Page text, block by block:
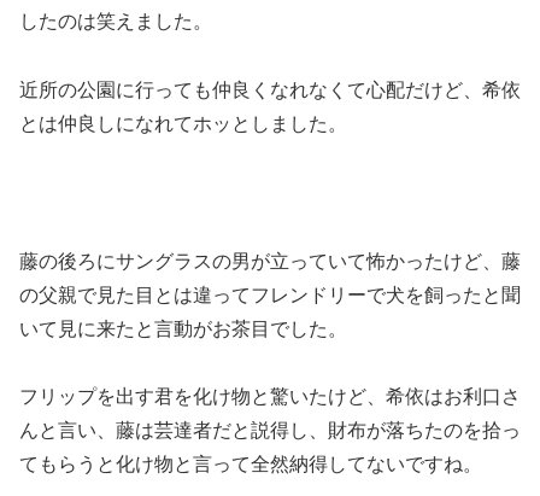
したのは笑えました。
近所の公園に行っても仲良くなれなくて心配だけど、希依
とは仲良しになれてホッとしました。
藤の後ろにサングラスの男が立っていて怖かったけど、藤
の父親で見た目とは違ってフレンドリーで犬を飼ったと聞
いて見に来たと言動がお茶目でした。
フリップを出す君を化け物と驚いたけど、希依はお利口さ
んと言い、藤は芸達者だと説得し、財布が落ちたのを拾っ
てもらうと化け物と言って全然納得してないですね。